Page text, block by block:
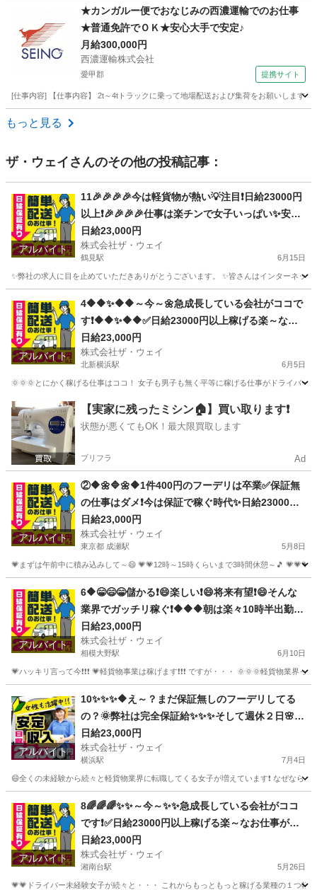
川崎駅 配送 ネットスーパー
★カンガルー便でおなじみの西濃運輸でのお仕事
★普通免許でＯＫ★安心大手で安定♪
月給300,000円
西濃運輸株式会社
愛甲郡 提携サイト
[仕事内容] 【仕事内容】 2t～4tトラックに乗って地場配送および集荷をお願いします
神奈川 愛甲郡
もっと見る
ザ・ウェイ さんのその他の投稿記事：
アルバイト
11🎉🎉🎉🎉今は軽貨物が熱い💡注目❗️日給23000円
以上❗️🎉🎉🎉🎉仕事は楽チンで女子いっぱい✨安定
収入😄完全週休2日制だよ💗
日給23,000円
株式会社ザ・ウェイ
鶴見駅 6月15日
✨弊社の求人に目を止めていただきありがとうございます。 ✨皆さんはインターネッ
鶴見駅 配送 ネットスーパー
アルバイト
4🔶🔶✨🔶🔶～今～🌼急成長している会社がココで
す❗️🔶🔶✨🔶🔶✅日給23000円以上稼げる楽～なお
仕事がココにあります😄
日給23,000円
株式会社ザ・ウェイ
北新横浜駅 6月5日
🌞🌞🌞とにかく稼げる仕事はココ！ 女子も男子も無く平等に稼げる仕事がドライバ
横浜市 北新横浜駅 ドライバー ネットスーパー
【実家に残ったミシン🏠】買い取ります❗️
状態が悪くてもOK！最大限買取します
プリフラ Ad
アルバイト
②🔶🌼🔷🌼🔶1件400円のフーデリは卒業✅保証無
の仕事はダメ❗️今は保証で稼ぐ時代✨日給23000円
以上可❗️安定収入😄軽貨物ドライバー💥完全週休2
日制だよ💗
日給23,000円
株式会社ザ・ウェイ
東京都 成瀬駅 5月8日
💗まずは午前中に積み込みして～😄 💗💗12時～15時くらいまで3時間休憩～🎵
成瀬駅 配送 ギグワーク
アルバイト
6🔶😁😄😁儲かる❗️😄楽しい❗️😄将来有望❗️😄そんな
業界でガッチリ稼ぐ❗️🔶🔶🔶朝は楽々10時半出勤💥
日給23000円以上❗️事業拡大につき大量募集❗️❗️❗️
日給23,000円
株式会社ザ・ウェイ
相模大野駅 6月10日
💗ハッキリ言って今❗️❗️❗️ 💗軽貨物事業は稼げます❗️❗️❗️ ですが・・・ 🌞🌞🌞軽貨物業
相模大野駅 ドライバー ネットスーパー
アルバイト
10✨✨✨🔶え～？まだ保証無しのフーデリしてる
の？🌞弊社は完全保証給✨✨✨そして週休２日🌸安
定収入で女子いっぱい🎉さぁ～集まれ～🎵
日給23,000円
株式会社ザ・ウェイ
横浜駅 7月4日
😄全くの未経験から続々と軽貨物業界に転職してくる女子が増えています❗️ なぜなら
横浜駅 配送 ネットスーパー
アルバイト
8🌈🌈🌈✨✨～今～✨✨急成長している会社がココ
です❗️✅日給23000円以上稼げる楽～なお仕事がコ
コにあります😄
日給23,000円
株式会社ザ・ウェイ
湘南台駅 5月26日
💗💗ドライバー未経験女子が続々と・・・ これからもっともっと稼げる業種の１つ軽